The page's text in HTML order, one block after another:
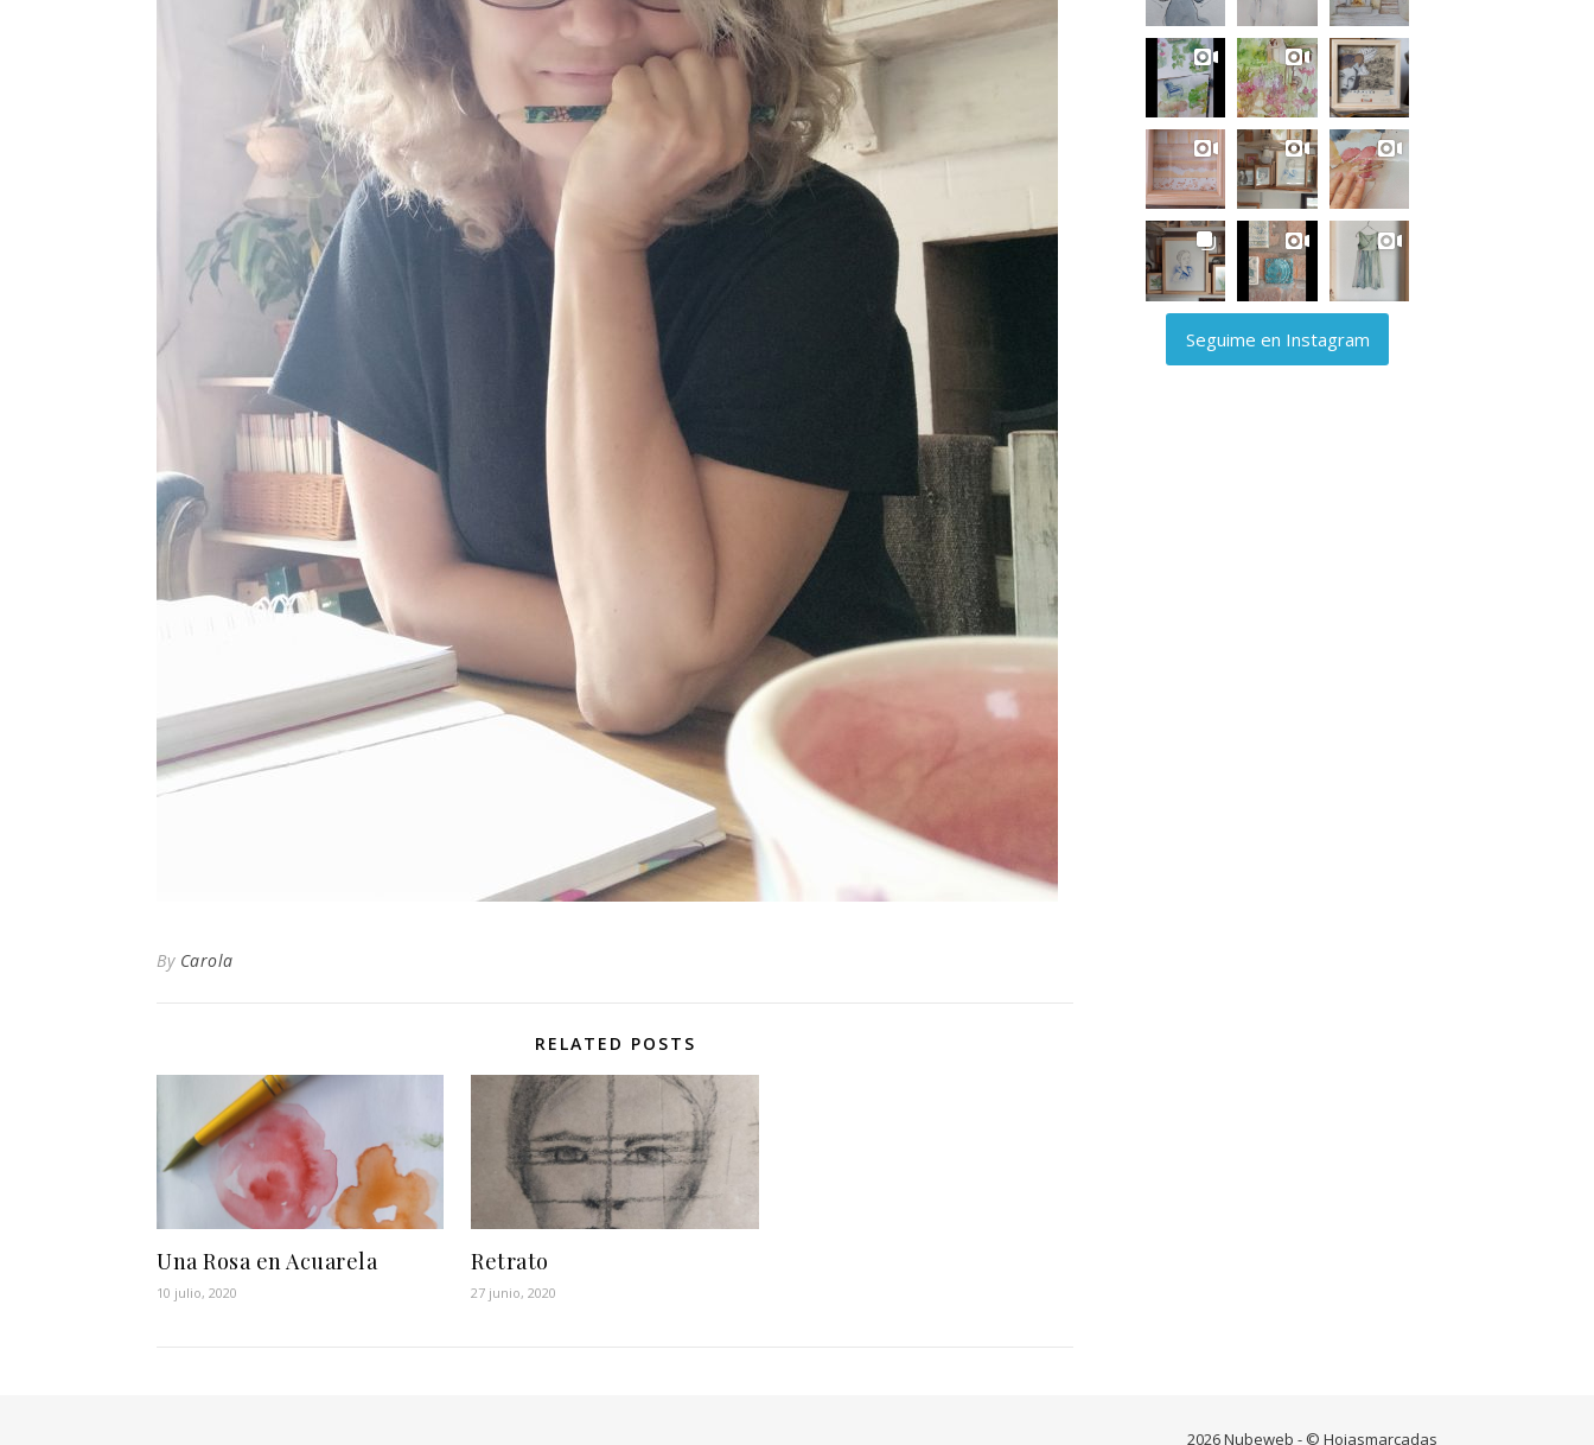
By Carola
RELATED POSTS
Una Rosa en Acuarela
10 julio, 2020
Retrato
27 junio, 2020
Seguime en Instagram
2026 Nubeweb - © Hojasmarcadas